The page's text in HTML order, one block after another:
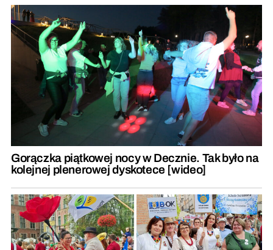
Gorączka piątkowej nocy w Decznie. Tak było na
kolejnej plenerowej dyskotece [wideo]